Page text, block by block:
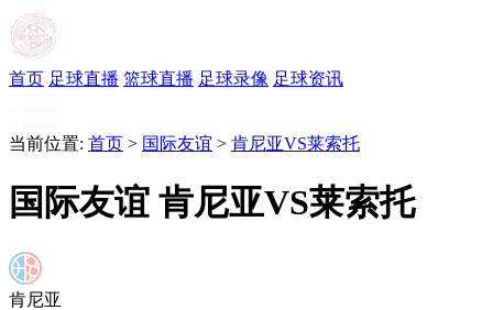
首页 足球直播 篮球直播 足球录像 足球资讯
当前位置: 首页 > 国际友谊 > 肯尼亚VS莱索托
国际友谊 肯尼亚VS莱索托
肯尼亚